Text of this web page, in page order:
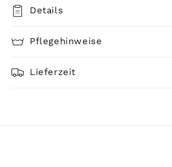
Details
Pflegehinweise
Lieferzeit